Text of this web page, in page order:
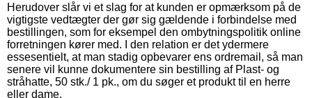
Herudover slår vi et slag for at kunden er opmærksom på de
vigtigste vedtægter der gør sig gældende i forbindelse med
bestillingen, som for eksempel den ombytningspolitik online
forretningen kører med. I den relation er det ydermere
essesentielt, at man stadig opbevarer ens ordremail, så man
senere vil kunne dokumentere sin bestilling af Plast- og
stråhatte, 50 stk./ 1 pk., om du søger et produkt til en herre
eller dame.